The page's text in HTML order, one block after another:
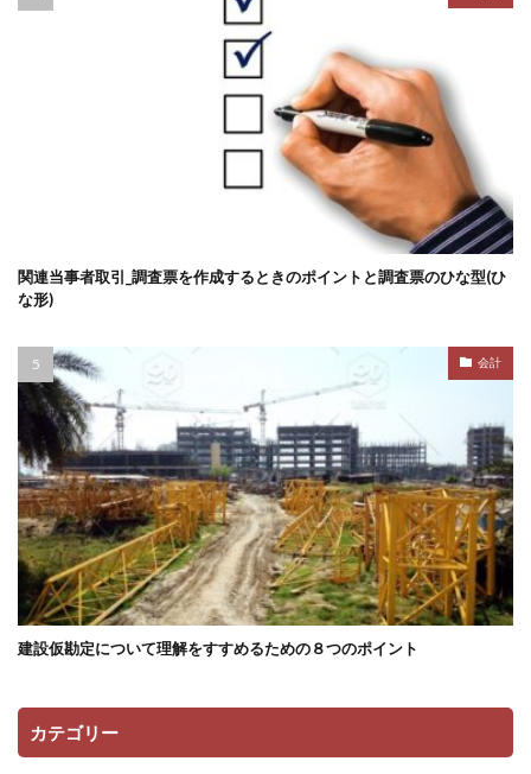
関連当事者取引_調査票を作成するときのポイントと調査票のひな型(ひ
な形)
会計
建設仮勘定について理解をすすめるための８つのポイント
カテゴリー